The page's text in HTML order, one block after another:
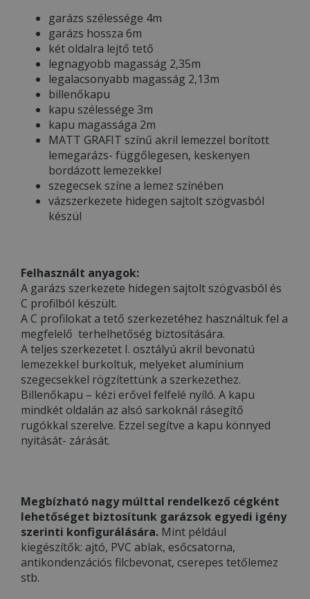
garázs szélessége 4m
garázs hossza 6m
két oldalra lejtő tető
legnagyobb magasság 2,35m
legalacsonyabb magasság 2,13m
billenőkapu
kapu szélessége 3m
kapu magassága 2m
MATT GRAFIT színű akril lemezzel borított
lemegarázs- függőlegesen, keskenyen
bordázott lemezekkel
szegecsek színe a lemez színében
vázszerkezete hidegen sajtolt szögvasból
készül
Felhasznált anyagok:
A garázs szerkezete hidegen sajtolt szögvasból és
C profilból készült.
A C profilokat a tető szerkezetéhez használtuk fel a
megfelelő terhelhetőség biztosítására.
A teljes szerkezetet I. osztályú akril bevonatú
lemezekkel burkoltuk, melyeket alumínium
szegecsekkel rögzítettünk a szerkezethez.
Billenőkapu – kézi erővel felfelé nyíló. A kapu
mindkét oldalán az alsó sarkoknál rásegítő
rugókkal szerelve. Ezzel segítve a kapu könnyed
nyitását- zárását.
Megbízható nagy múlttal rendelkező cégként
lehetőséget biztosítunk garázsok egyedi igény
szerinti konfigurálására. Mint például
kiegészítők: ajtó, PVC ablak, esőcsatorna,
antikondenzációs filcbevonat, cserepes tetőlemez
stb.